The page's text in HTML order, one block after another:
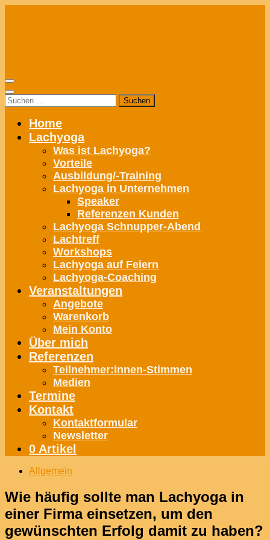
Suchen
nach:
Home
Lachyoga
Was ist Lachyoga?
Vorteile
Ausbildung/-Training
Lachyoga in Unternehmen
Speaker
Referenzen Kunden
Lachyoga Schnupper-Abend
Lachtreff
Workshops
Lachyoga auf Feiern
Lachyoga-Coaching
Veranstaltungen
Angebote
Warenkorb
Mein Konto
Über mich
Referenzen
Teilnehmer:innen-Stimmen
Medien
Termine
Kontakt
Kontaktformular
Newsletter
0 Artikel
Allgemein
Wie häufig sollte man Lachyoga in
einer Firma einsetzen, um den
gewünschten Erfolg damit zu haben?